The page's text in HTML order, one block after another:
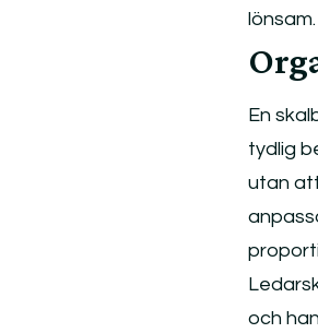
lönsam.
En
tydlig
utan
och